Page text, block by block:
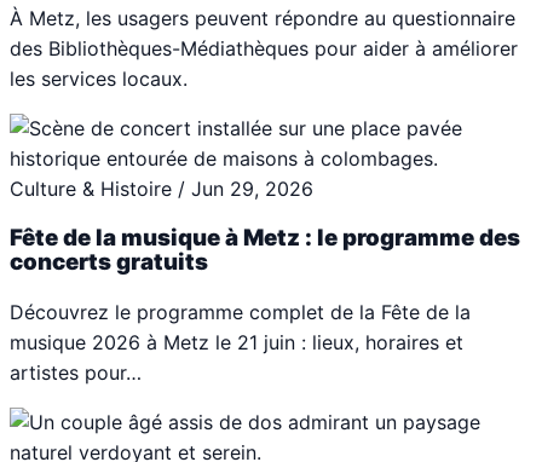
À Metz, les usagers peuvent répondre au questionnaire
des Bibliothèques-Médiathèques pour aider à améliorer
les services locaux.
Culture & Histoire / Jun 29, 2026
Fête de la musique à Metz : le programme des
concerts gratuits
Découvrez le programme complet de la Fête de la
musique 2026 à Metz le 21 juin : lieux, horaires et
artistes pour…